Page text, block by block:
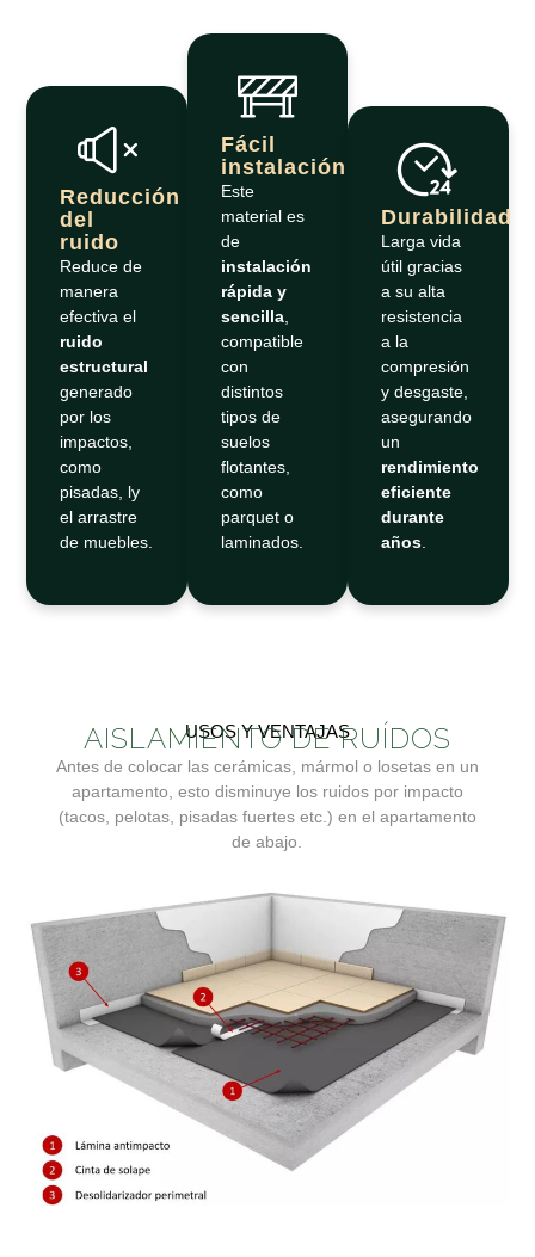
Reducción
del
ruido
Reduce de
manera
efectiva el
ruido
estructural
generado
por los
impactos,
como
pisadas, ly
el arrastre
de muebles.
Fácil
instalación
Este
material es
de
instalación
rápida y
sencilla,
compatible
con
distintos
tipos de
suelos
flotantes,
como
parquet o
laminados.
Durabilidad
Larga vida
útil gracias
a su alta
resistencia
a la
compresión
y desgaste,
asegurando
un
rendimiento
eficiente
durante
años
USOS Y VENTAJAS
AISLAMIENTO DE RUÍDOS
Antes de colocar las cerámicas, mármol o losetas en un
apartamento, esto disminuye los ruidos por impacto
(tacos, pelotas, pisadas fuertes etc.) en el apartamento
de abajo.